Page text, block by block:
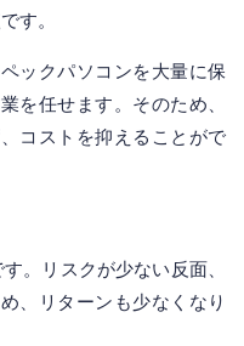
す。
ックパソコンを大量に保
を任せます。そのため、
コストを抑えることがで
。リスクが少ない反面、
、リターンも少なくなり